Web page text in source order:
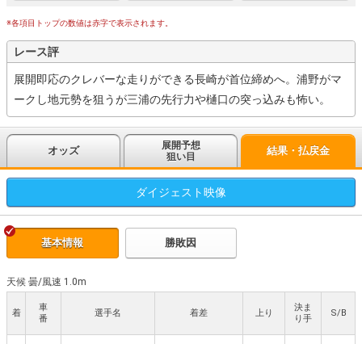
※各項目トップの数値は赤字で表示されます。
レース評
展開即応のクレバーな走りができる長崎が首位締めへ。浦野がマ
ークし地元勢を狙うが三浦の先行力や樋口の突っ込みも怖い。
オッズ
展開予想
狙い目
結果・払戻金
ダイジェスト映像
基本情報 勝敗因
天候 曇/風速 1.0m
着
車
番
選手名 着差 上り
決ま
り手
S/B